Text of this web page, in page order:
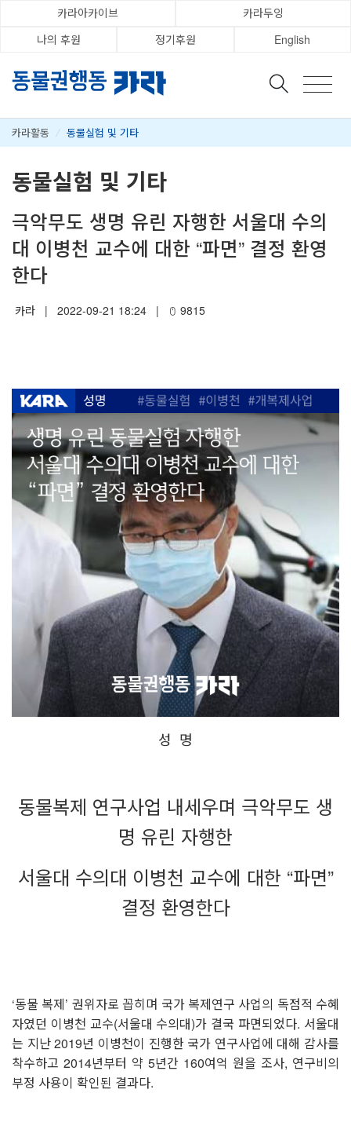
카라아카이브
카라두잉
나의 후원
정기후원 English
카라활동 / 동물실험 및 기타
동물실험 및 기타
극악무도 생명 유린 자행한 서울대 수의
대 이병천 교수에 대한 “파면” 결정 환영
한다
카라 | 2022-09-21 18:24 | 9815
성 명
동물복제 연구사업 내세우며 극악무도 생
명 유린 자행한
서울대 수의대 이병천 교수에 대한 “파면”
결정 환영한다
‘동물 복제’ 권위자로 꼽히며 국가 복제연구 사업의 독점적 수혜
자였던 이병천 교수(서울대 수의대)가 결국 파면되었다. 서울대
는 지난 2019년 이병천이 진행한 국가 연구사업에 대해 감사를
착수하고 2014년부터 약 5년간 160여억 원을 조사, 연구비의
부정 사용이 확인된 결과다.